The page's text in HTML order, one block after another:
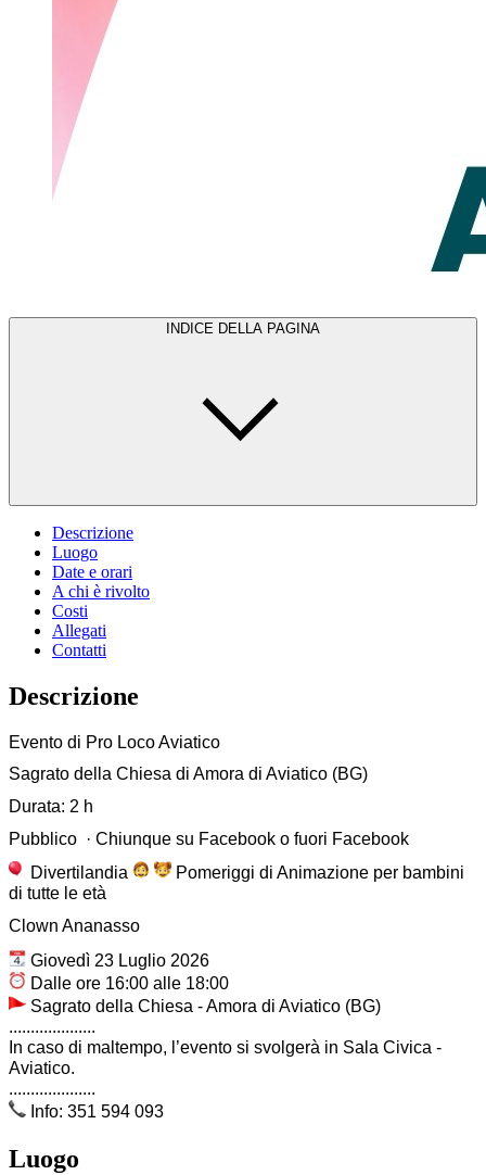
INDICE DELLA PAGINA
Descrizione
Luogo
Date e orari
A chi è rivolto
Costi
Allegati
Contatti
Descrizione
Evento di Pro Loco Aviatico
Sagrato della Chiesa di Amora di Aviatico (BG)
Durata: 2 h
Pubblico · Chiunque su Facebook o fuori Facebook
Divertilandia
Pomeriggi di Animazione per bambini
di tutte le età
Clown Ananasso
Giovedì 23 Luglio 2026
Dalle ore 16:00 alle 18:00
Sagrato della Chiesa - Amora di Aviatico (BG)
....................
In caso di maltempo, l’evento si svolgerà in Sala Civica -
Aviatico.
....................
Info: 351 594 093
Luogo